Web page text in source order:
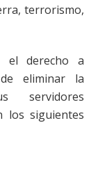
terrorismo,
el derecho a
eliminar la
servidores
los siguientes